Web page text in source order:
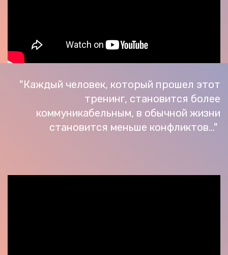
"Каждый человек, который прошел этот
тренинг, становится более
коммуникабельным, в обычной жизни
становится меньше конфликтов..."